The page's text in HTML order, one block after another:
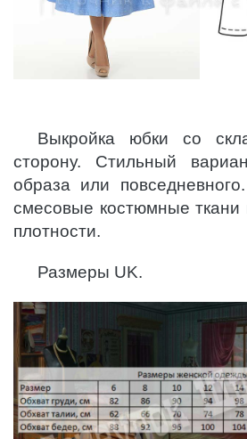
Выкройка юбки со
сторону. Стильный
образа или
смесовые костюмные
плотности.
Размеры UK.